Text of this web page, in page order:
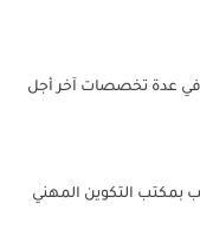
95 مكونًا في عدة تخصصات آخر أجل
514 منصب بمكتب التكوين المهني